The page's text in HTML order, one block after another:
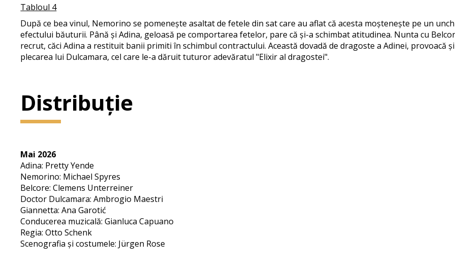
Tabloul 4
După ce bea vinul, Nemorino se pomenește asaltat de fetele din sat care au aflat că acesta moștenește pe un
efectului băuturii. Până și Adina, geloasă pe comportarea fetelor, pare că și-a schimbat atitudinea. Nunta cu
recrut, căci Adina a restituit banii primiti în schimbul contractului. Această dovadă de dragoste a Adinei, provoacă
plecarea lui Dulcamara, cel care le-a dăruit tuturor adevăratul "Elixir al dragostei".
Distribuție
Mai 2026
Adina: Pretty Yende
Nemorino: Michael Spyres
Belcore: Clemens Unterreiner
Doctor Dulcamara: Ambrogio Maestri
Giannetta: Ana Garotić
Conducerea muzicală: Gianluca Capuano
Regia: Otto Schenk
Scenografia și costumele: Jürgen Rose